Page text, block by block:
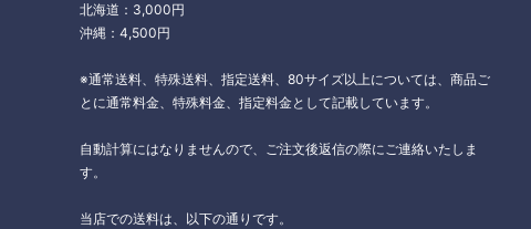
北海道：3,000円
沖縄：4,500円
※通常送料、特殊送料、指定送料、80サイズ以上については、商品ご
とに通常料金、特殊料金、指定料金として記載しています。
自動計算にはなりませんので、ご注文後返信の際にご連絡いたしま
す。
当店での送料は、以下の通りです。